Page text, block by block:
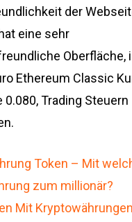
der
eine sehr
Oberfläche,
Ethereum Classic
0.080, Trading Steuern
Token – Mit
zum millionär?
Mit